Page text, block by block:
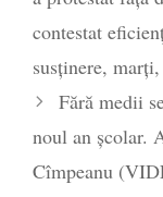
contestat
susținere,
Fără medii
noul an școlar.
Cîmpeanu